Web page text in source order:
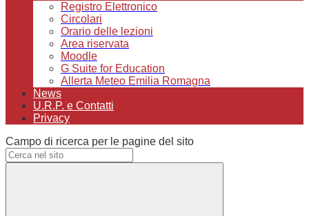
Registro Elettronico
Circolari
Orario delle lezioni
Area riservata
Moodle
G Suite for Education
Allerta Meteo Emilia Romagna
News
U.R.P. e Contatti
Privacy
Campo di ricerca per le pagine del sito